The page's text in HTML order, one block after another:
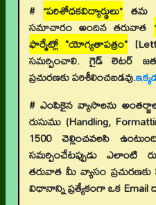
# “పరిశోధకవిద్యార్థులు” తమ
సమాచారం అందిన తరువాత
ఫార్మేట్లో "యోగ్యతాపత్రం"
సమర్పించాలి. గైడ్ లెటర్
ప్రచురణకు పరిశీలించబడవు.
# ఎంపికైన వ్యాసాలను
రుసుము (Handling,
1500 చెల్లించవలసి
సమర్పించేటప్పుడు ఎలాంటి
తరువాత మీ వ్యాసం ప్రచురణకు
విధానాన్ని ప్రత్యేకంగా ఒక